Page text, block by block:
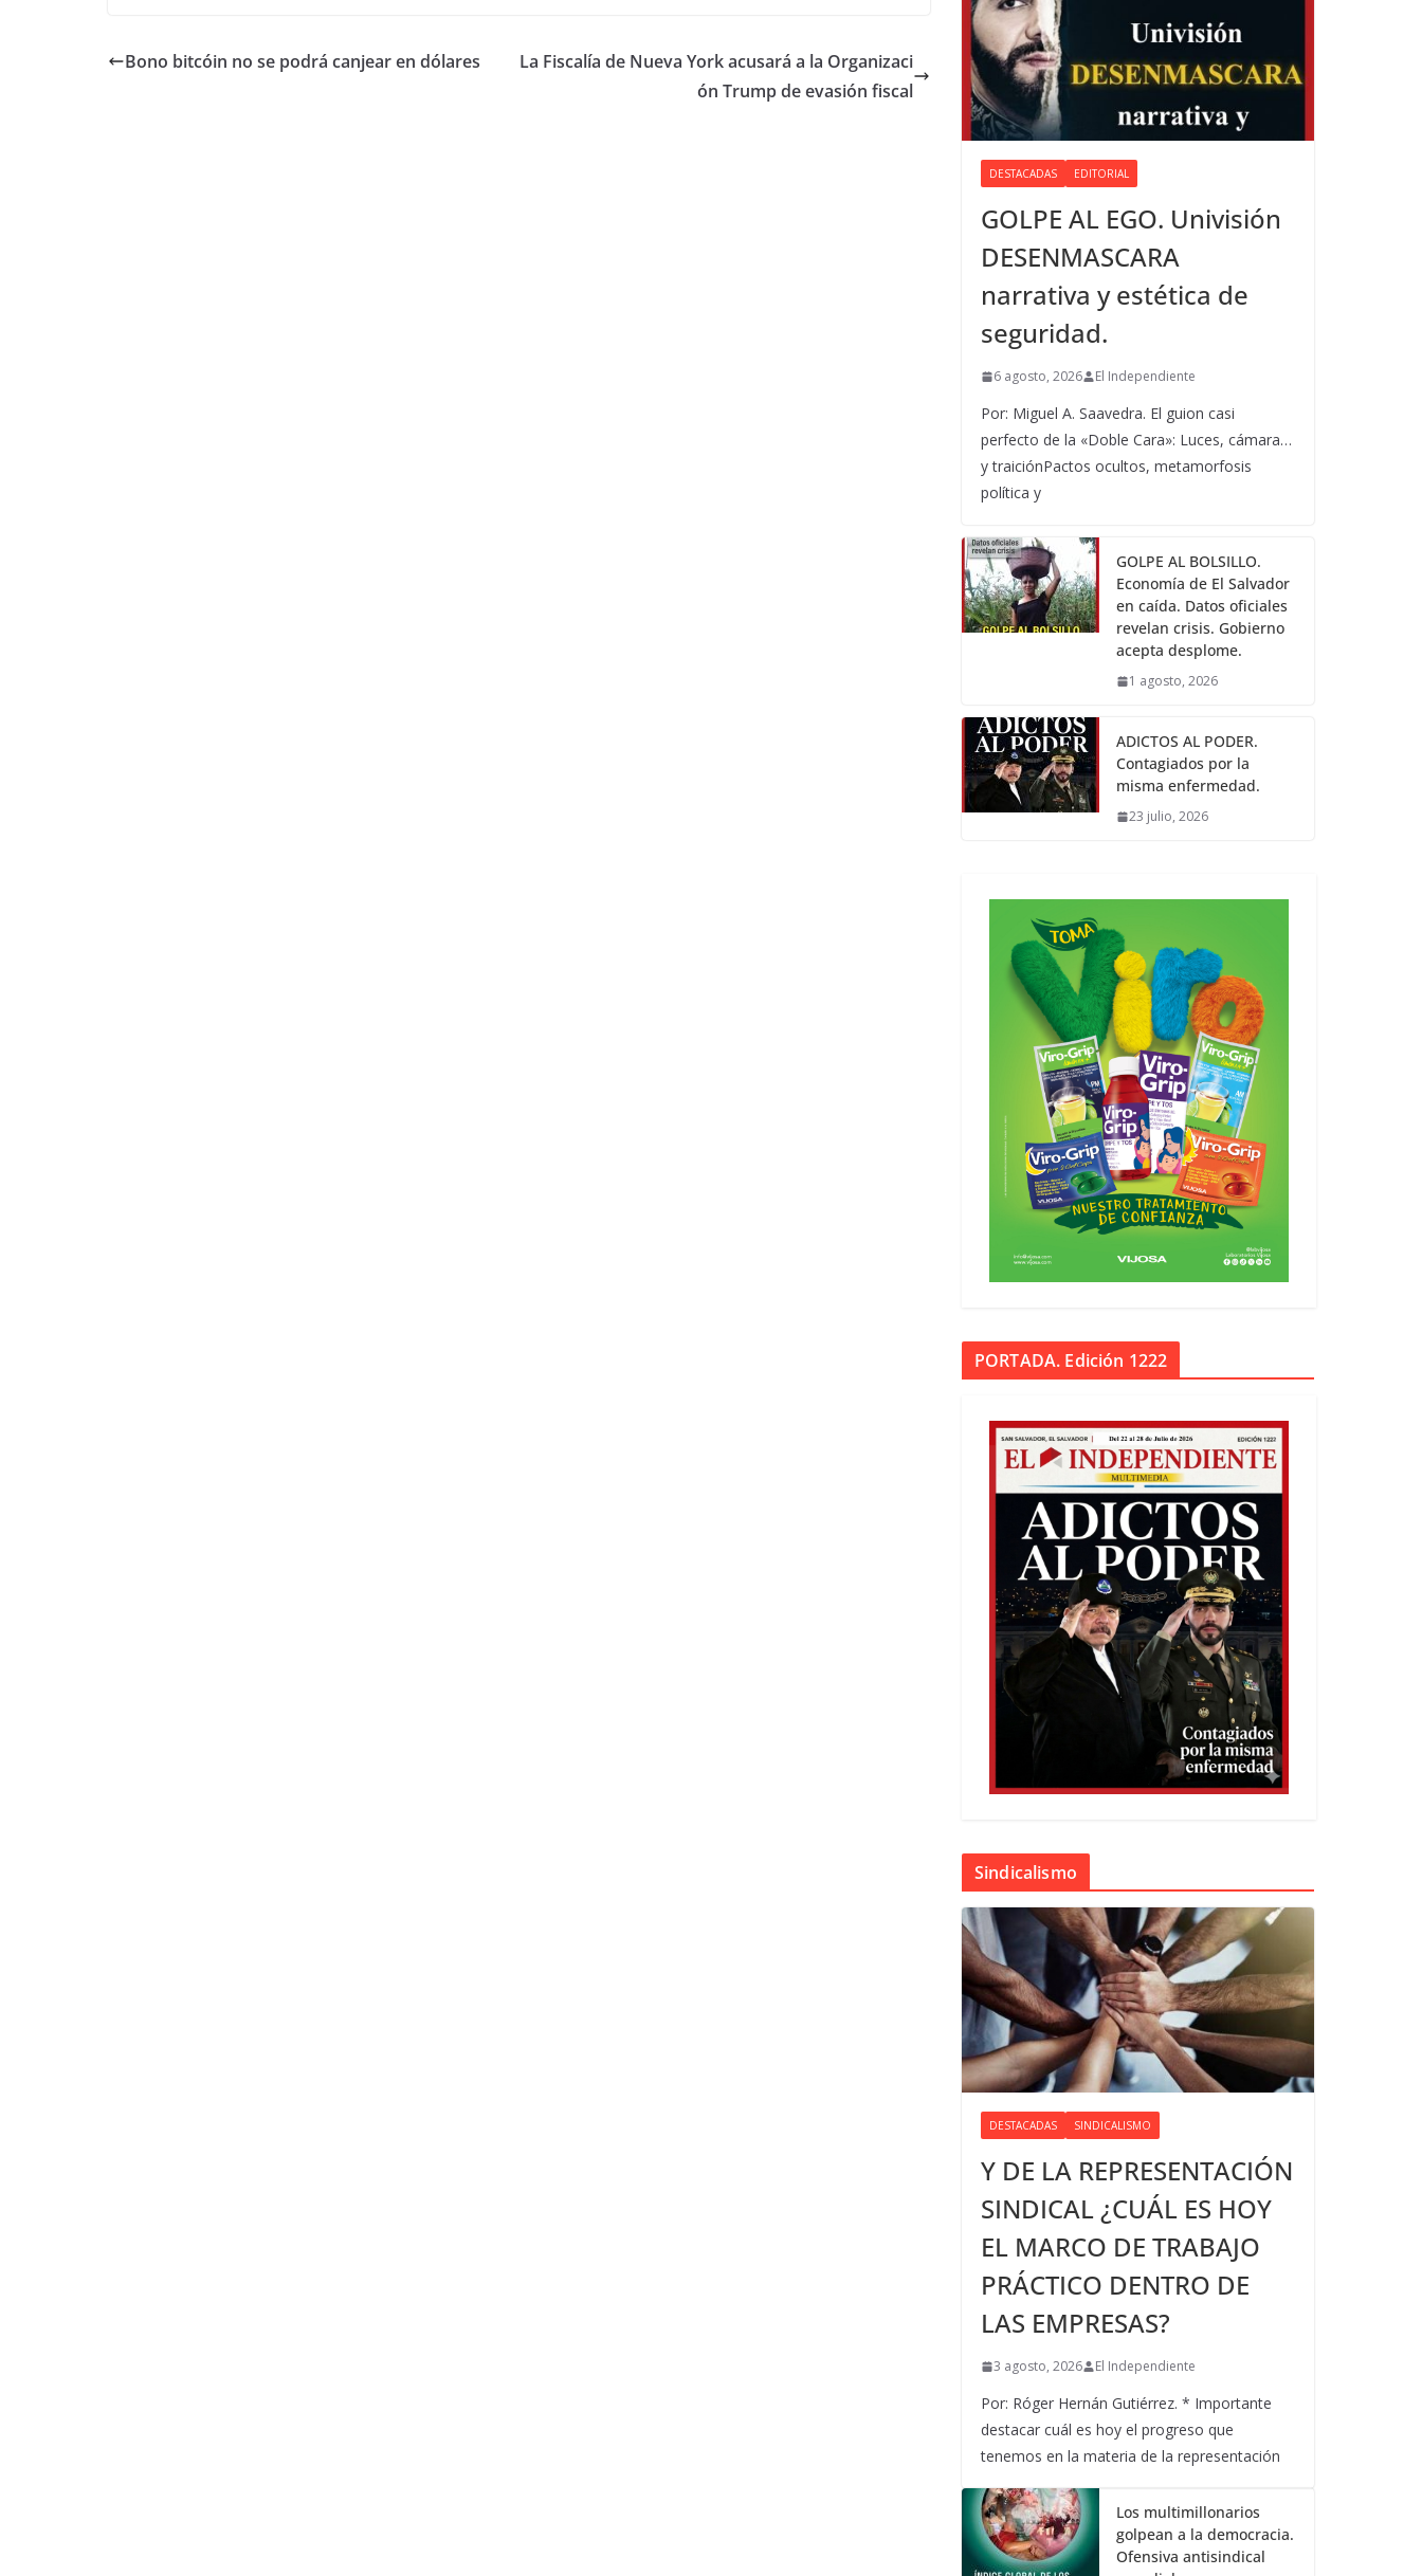
Bono bitcóin no se podrá canjear en dólares
La Fiscalía de Nueva York acusará a la Organizaci
ón Trump de evasión fiscal
DESTACADAS EDITORIAL
GOLPE AL EGO. Univisión
DESENMASCARA
narrativa y estética de
seguridad.
6 agosto, 2026 El Independiente
Por: Miguel A. Saavedra. El guion casi
perfecto de la «Doble Cara»: Luces, cámara…
y traiciónPactos ocultos, metamorfosis
política y
GOLPE AL BOLSILLO.
Economía de El Salvador
en caída. Datos oficiales
revelan crisis. Gobierno
acepta desplome.
1 agosto, 2026
ADICTOS AL PODER.
Contagiados por la
misma enfermedad.
23 julio, 2026
PORTADA. Edición 1222
Sindicalismo
DESTACADAS SINDICALISMO
Y DE LA REPRESENTACIÓN
SINDICAL ¿CUÁL ES HOY
EL MARCO DE TRABAJO
PRÁCTICO DENTRO DE
LAS EMPRESAS?
3 agosto, 2026 El Independiente
Por: Róger Hernán Gutiérrez. * Importante
destacar cuál es hoy el progreso que
tenemos en la materia de la representación
Los multimillonarios
golpean a la democracia.
Ofensiva antisindical